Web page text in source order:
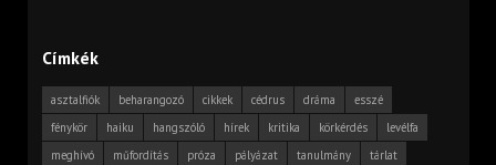
Címkék
asztalfiók beharangozó cikkek cédrus dráma
esszé
fénykör
haiku hangszóló hírek kritika körkérdés
levélfa
meghívó
műfordítás próza pályázat tanulmány
tárlat